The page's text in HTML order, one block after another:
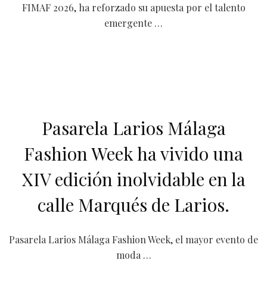
FIMAF 2026, ha reforzado su apuesta por el talento
emergente …
Pasarela Larios Málaga
Fashion Week ha vivido una
XIV edición inolvidable en la
calle Marqués de Larios.
Pasarela Larios Málaga Fashion Week, el mayor evento de
moda …